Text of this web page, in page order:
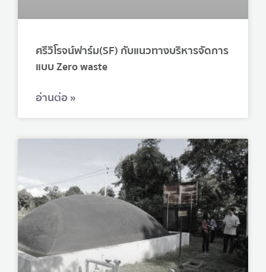
ศรีวิโรจน์ฟาร์ม(SF) กับแนวทางบริหารจัดการ
แบบ Zero waste
อ่านต่อ »